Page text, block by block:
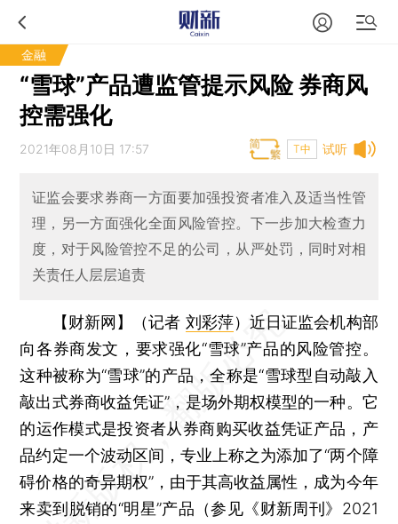
金融
“雪球”产品遭监管提示风险 券商风
控需强化
试听
2021年08月10日 17:57 T中
证监会要求券商一方面要加强投资者准入及适当性管
理，另一方面强化全面风险管控。下一步加大检查力
度，对于风险管控不足的公司，从严处罚，同时对相
关责任人层层追责
【财新网】（记者 刘彩萍） 近日证监会机构部
向各券商发文，要求强化“雪球”产品的风险管控。
这种被称为“雪球”的产品，全称是“雪球型自动敲入
敲出式券商收益凭证”，是场外期权模型的一种。它
的运作模式是投资者从券商购买收益凭证产品，产
品约定一个波动区间，专业上称之为添加了“两个障
碍价格的奇异期权”，由于其高收益属性，成为今年
来卖到脱销的“明星”产品（参见《财新周刊》2021